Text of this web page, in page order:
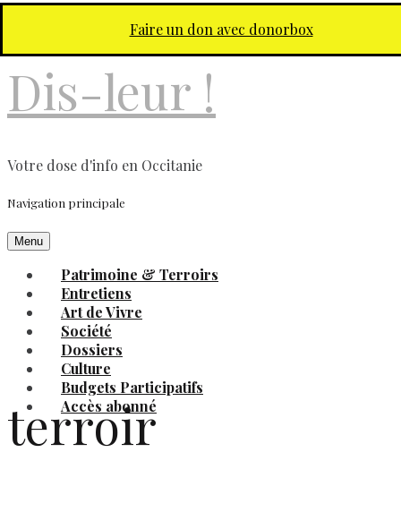
Dis-leur !
Votre dose d'info en Occitanie
Navigation principale
Menu
Patrimoine & Terroirs
Entretiens
Art de Vivre
Société
Dossiers
Culture
Budgets Participatifs
Accès abonné
terroir
Faire un don avec donorbox